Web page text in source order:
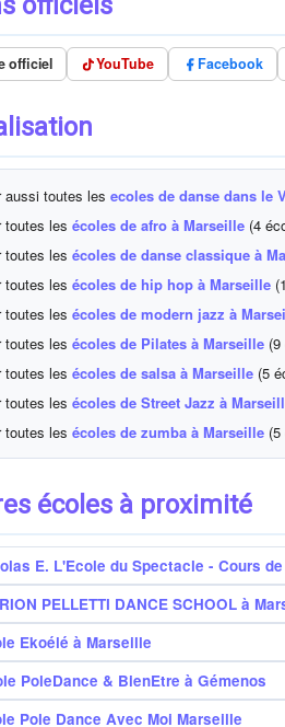
officiel YouTube Facebook
aussi toutes les ecoles de danse dans le
toutes les écoles de afro à Marseille (4
toutes les écoles de danse classique à
toutes les écoles de hip hop à Marseille
toutes les écoles de modern jazz à
toutes les écoles de Pilates à Marseille
toutes les écoles de salsa à Marseille (5
toutes les écoles de Street Jazz à
toutes les écoles de zumba à Marseille
écoles à proximité
E. L'Ecole du Spectacle - Cours
PELLETTI DANCE SCHOOL à
Ekoélé à Marseille
PoleDance & BienEtre à Gémenos
Pole Dance Avec Moi Marseille